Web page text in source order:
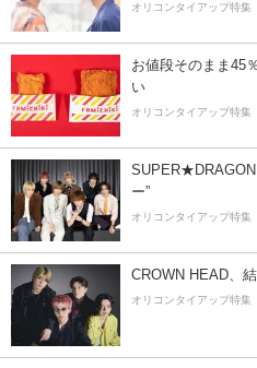
オリコンタイアップ特集
お値段そのまま45
い
オリコンタイアップ特集
SUPER★DRAGON
ー”
オリコンタイアップ特集
CROWN HEAD、
オリコンタイアップ特集